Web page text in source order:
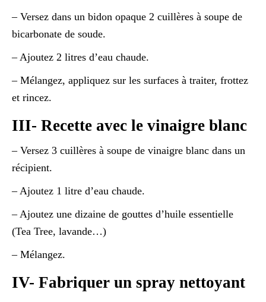
– Versez dans un bidon opaque 2 cuillères à soupe de
bicarbonate de soude.
– Ajoutez 2 litres d’eau chaude.
– Mélangez, appliquez sur les surfaces à traiter, frottez
et rincez.
III- Recette avec le vinaigre blanc
– Versez 3 cuillères à soupe de vinaigre blanc dans un
récipient.
– Ajoutez 1 litre d’eau chaude.
– Ajoutez une dizaine de gouttes d’huile essentielle
(Tea Tree, lavande…)
– Mélangez.
IV- Fabriquer un spray nettoyant